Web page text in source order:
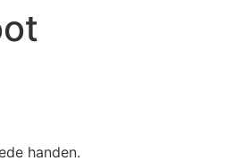
handen.